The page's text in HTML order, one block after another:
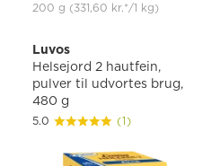
200 g (331,60 kr.*/1 kg)
Luvos
Helsejord 2 hautfein,
pulver til udvortes brug,
480 g
5.0 (1)